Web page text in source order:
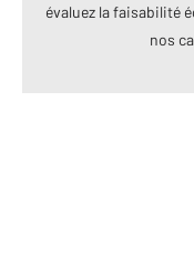
évaluez la faisabilité
nos